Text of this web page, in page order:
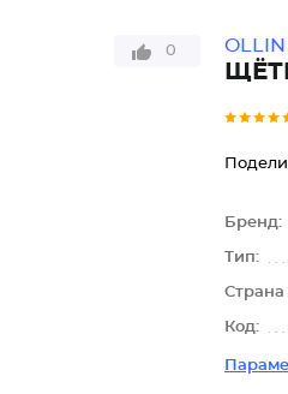
0 OLLIN
Бренд:
Тип:
Код: